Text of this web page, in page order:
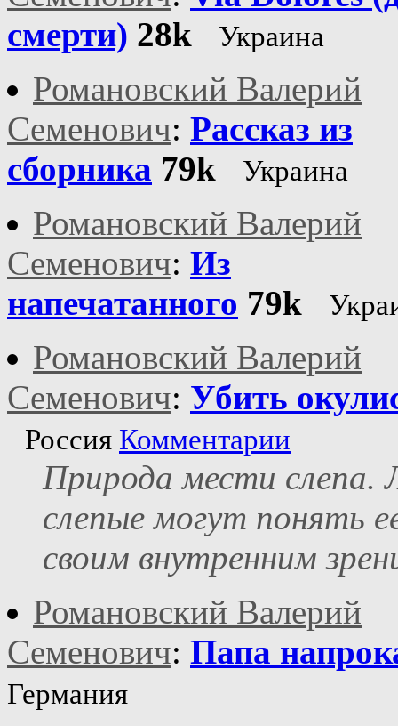
смерти) 28k Украина
Романовский Валерий
Семенович: Рассказ из
сборника 79k Украина
Романовский Валерий
Семенович: Из
напечатанного 79k
Романовский Валерий
Семенович: Убить
Россия Комментарии
Природа мести слепа.
слепые могут понять
своим внутренним
Романовский Валерий
Семенович: Папа
Германия